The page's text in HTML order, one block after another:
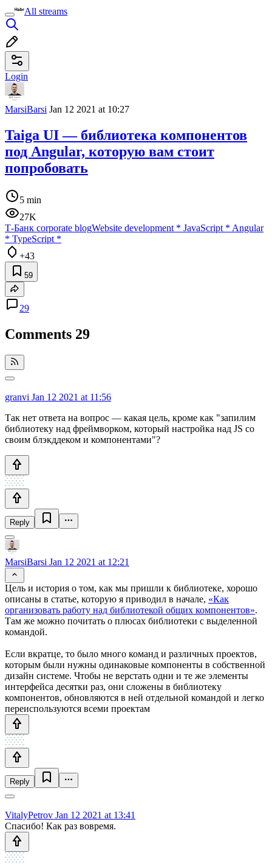
All streams
Login
MarsiBarsi Jan 12 2021 at 10:27
Taiga UI — библиотека компонентов
под Angular, которую вам стоит
попробовать
5 min
27K
Т-Банк corporate blogWebsite development * JavaScript * Angular
* TypeScript *
+43
59
29
Comments 29
granvi Jan 12 2021 at 11:56
Так нет ответа на вопрос — какая цель, кроме как "запилим
библиотеку над фреймворком, который настройка над JS со
своим блэкддеком и компонентами"?
Reply
MarsiBarsi Jan 12 2021 at 12:21
Цель и история о том, как мы пришли к библиотеке, хорошо
описаны в статье, которую я приводил в начале, «Как
организовать работу над библиотекой общих компонентов».
Там же можно почитать о плюсах библиотеки с выделенной
командой.
Если вкратце, то было много команд и различных проектов,
которым были нужны одинаковые компоненты в собственной
дизайн системе. Чтобы не верстать одни и те же элементы
интерфейса десятки раз, они сложены в библиотеку
компонентов, обновляются в ней отдельной командой и легко
переиспользуются всеми проектам
Reply
VitalyPetrov Jan 12 2021 at 13:41
Спасибо! Как раз вовремя.